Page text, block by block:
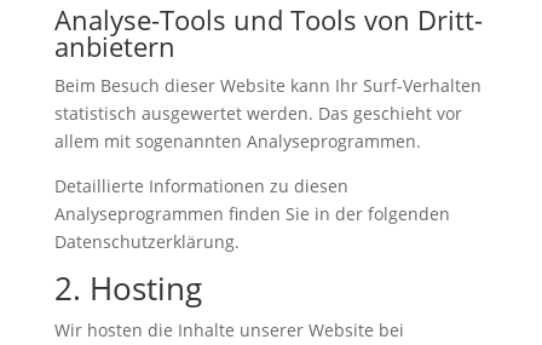
Analyse-Tools und Tools von Dritt­
anbietern
Beim Besuch dieser Website kann Ihr Surf-Verhalten
statistisch ausgewertet werden. Das geschieht vor
allem mit sogenannten Analyseprogrammen.
Detaillierte Informationen zu diesen
Analyseprogrammen finden Sie in der folgenden
Datenschutzerklärung.
2. Hosting
Wir hosten die Inhalte unserer Website bei